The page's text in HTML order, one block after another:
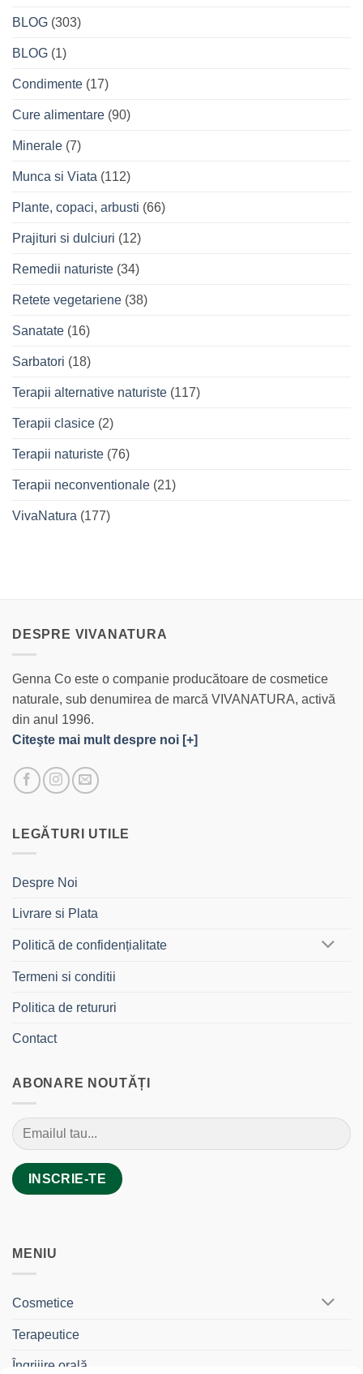
BLOG (303)
BLOG (1)
Condimente (17)
Cure alimentare (90)
Minerale (7)
Munca si Viata (112)
Plante, copaci, arbusti (66)
Prajituri si dulciuri (12)
Remedii naturiste (34)
Retete vegetariene (38)
Sanatate (16)
Sarbatori (18)
Terapii alternative naturiste (117)
Terapii clasice (2)
Terapii naturiste (76)
Terapii neconventionale (21)
VivaNatura (177)
DESPRE VIVANATURA
Genna Co este o companie producătoare de cosmetice
naturale, sub denumirea de marcă VIVANATURA, activă
din anul 1996.
Citeşte mai mult despre noi [+]
LEGĂTURI UTILE
Despre Noi
Livrare si Plata
Politică de confidențialitate
Termeni si conditii
Politica de retururi
Contact
ABONARE NOUTĂȚI
MENIU
Cosmetice
Terapeutice
Îngrijire orală